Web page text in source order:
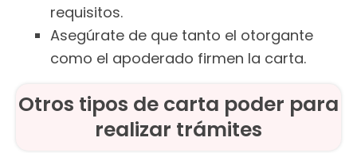
requisitos.
Asegúrate de que tanto el otorgante
como el apoderado firmen la carta.
Otros tipos de carta poder para
realizar trámites